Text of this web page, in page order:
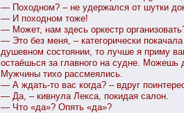
— Походном? – не удержался от шутки
— И походном тоже!
— Может, нам здесь оркестр
— Это без меня, – категорически
душевном состоянии, то лучше я приму
остаёшься за главного на судне. Можешь
Мужчины тихо рассмеялись.
— А ждать-то вас когда? – вдруг
— Да, – кивнула Лекса, покидая салон.
— Что «да»? Опять «да»?